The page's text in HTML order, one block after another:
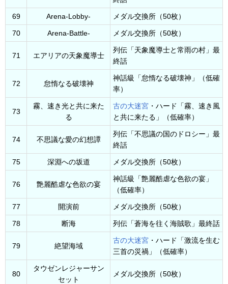
69 Arena-Lobby- メダル交換所（50枚）
70 Arena-Battle- メダル交換所（50枚）
71 エアリアの天象魔導士
列伝「天象魔導士と常雨の村」最
終話
72 怠惰なる破壊神
神話級「怠惰なる破壊神」（低確
率）
73
霧、速き光と共に来た
る
古の大迷宮 ・ハード「霧、速き風
と共に来たる」（低確率）
74 不思議な愛の幻想譚
列伝「不思議の国のドロシー」最
終話
75 深淵への坂道 メダル交換所（50枚）
76 艶麗酷虐な色欲の宴
神話級「艶麗酷虐な色欲の宴」
（低確率）
77 開演前 メダル交換所（50枚）
78 断海 列伝「蒼海を往く海賊歌」最終話
79 絶望海域
古の大迷宮 ・ハード「激流を生む
三首の災禍」（低確率）
80
タウゼンレジャーサン
セット
メダル交換所（50枚）